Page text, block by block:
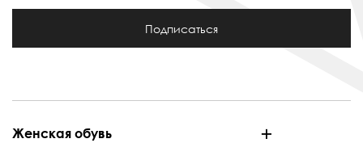
Подписаться
Женская обувь